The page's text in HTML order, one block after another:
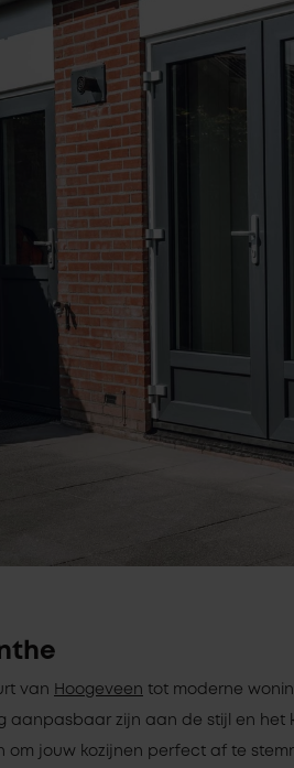
van Hoogeveen tot moderne
aanpasbaar zijn aan de stijl en het
om jouw kozijnen perfect af te